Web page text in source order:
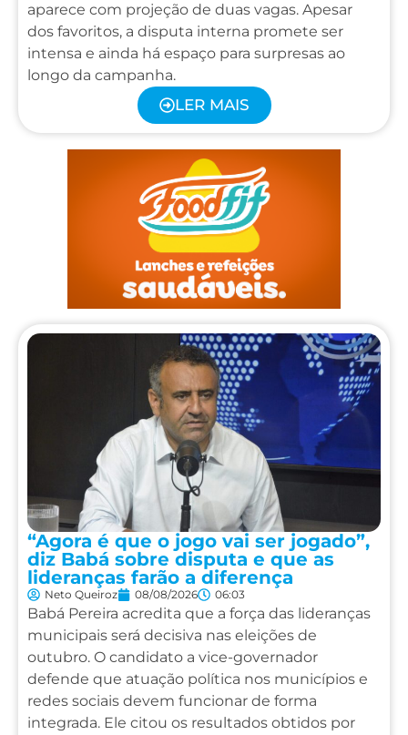
aparece com projeção de duas vagas. Apesar
dos favoritos, a disputa interna promete ser
intensa e ainda há espaço para surpresas ao
longo da campanha.
LER MAIS
“Agora é que o jogo vai ser jogado”,
diz Babá sobre disputa e que as
lideranças farão a diferença
Neto Queiroz 08/08/2026 06:03
Babá Pereira acredita que a força das lideranças
municipais será decisiva nas eleições de
outubro. O candidato a vice-governador
defende que atuação política nos municípios e
redes sociais devem funcionar de forma
integrada. Ele citou os resultados obtidos por